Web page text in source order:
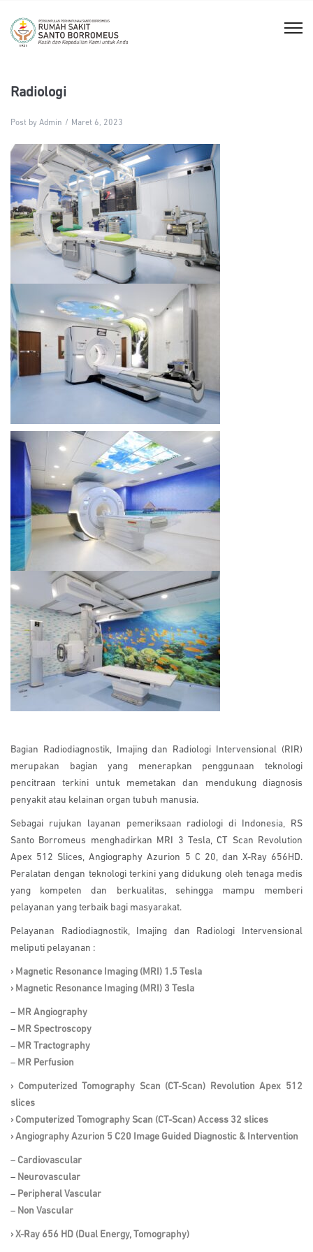
Radiologi
Post by Admin Maret 6, 2023
Bagian Radiodiagnostik, Imajing dan Radiologi Intervensional (RIR)
merupakan bagian yang menerapkan penggunaan teknologi
pencitraan terkini untuk memetakan dan mendukung diagnosis
penyakit atau kelainan organ tubuh manusia.
Sebagai rujukan layanan pemeriksaan radiologi di Indonesia, RS
Santo Borromeus menghadirkan MRI 3 Tesla, CT Scan Revolution
Apex 512 Slices, Angiography Azurion 5 C 20, dan X-Ray 656HD.
Peralatan dengan teknologi terkini yang didukung oleh tenaga medis
yang kompeten dan berkualitas, sehingga mampu memberi
pelayanan yang terbaik bagi masyarakat.
Pelayanan Radiodiagnostik, Imajing dan Radiologi Intervensional
meliputi pelayanan :
› Magnetic Resonance Imaging (MRI) 1.5 Tesla
› Magnetic Resonance Imaging (MRI) 3 Tesla
– MR Angiography
– MR Spectroscopy
– MR Tractography
– MR Perfusion
› Computerized Tomography Scan (CT-Scan) Revolution Apex 512
slices
› Computerized Tomography Scan (CT-Scan) Access 32 slices
› Angiography Azurion 5 C20 Image Guided Diagnostic & Intervention
– Cardiovascular
– Neurovascular
– Peripheral Vascular
– Non Vascular
› X-Ray 656 HD (Dual Energy, Tomography)